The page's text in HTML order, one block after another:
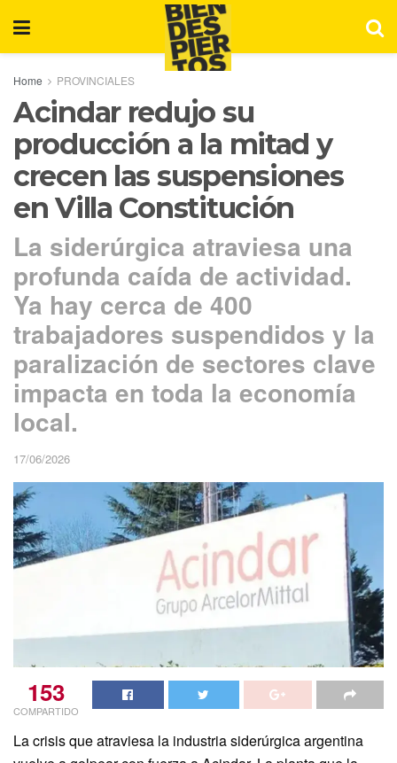
Home PROVINCIALES
Acindar redujo su
producción a la mitad y
crecen las suspensiones
en Villa Constitución
La siderúrgica atraviesa una
profunda caída de actividad.
Ya hay cerca de 400
trabajadores suspendidos y la
paralización de sectores clave
impacta en toda la economía
local.
17/06/2026
153
COMPARTIDO
La crisis que atraviesa la industria siderúrgica argentina